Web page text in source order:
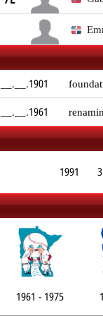
__.__.1901
__.__.1961
1991
1961 - 1975